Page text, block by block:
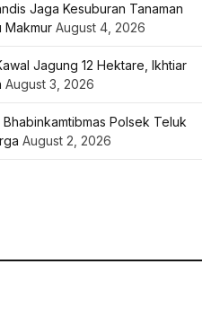
Jaga Kesuburan Tanaman
Makmur August 4, 2026
Jagung 12 Hektare, Ikhtiar
August 3, 2026
Polsek Teluk
August 2, 2026